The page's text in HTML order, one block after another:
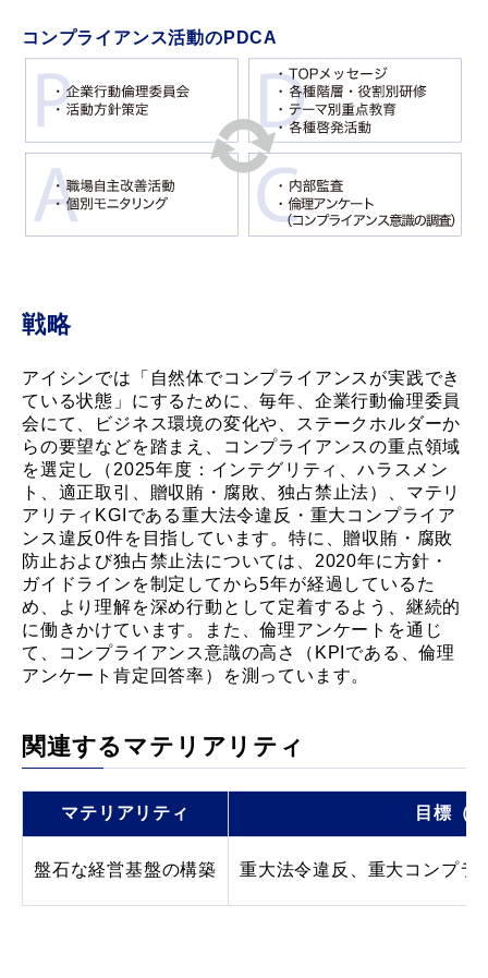
コンプライアンス活動のPDCA
戦略
アイシンでは「自然体でコンプライアンスが実践でき
ている状態」にするために、毎年、企業行動倫理委員
会にて、ビジネス環境の変化や、ステークホルダーか
らの要望などを踏まえ、コンプライアンスの重点領域
を選定し（2025年度：インテグリティ、ハラスメン
ト、適正取引、贈収賄・腐敗、独占禁止法）、マテリ
アリティKGIである重大法令違反・重大コンプライア
ンス違反0件を目指しています。特に、贈収賄・腐敗
防止および独占禁止法については、2020年に方針・
ガイドラインを制定してから5年が経過しているた
め、より理解を深め行動として定着するよう、継続的
に働きかけています。また、倫理アンケートを通じ
て、コンプライアンス意識の高さ（KPIである、倫理
アンケート肯定回答率）を測っています。
関連するマテリアリティ
マテリアリティ 目標（
盤石な経営基盤の構築 重大法令違反、重大コンプラ